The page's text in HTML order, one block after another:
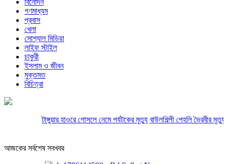
বিনোদন
গণমাধ্যম
প্রবাস
খেলা
সোশ্যাল মিডিয়া
লাইফ স্টাইল
চাকুরী
ইসলাম ও জীবন
মুক্তমত
বিচিত্রা
টাঙ্গুয়ার হাওরে গোসলে নেমে পর্যটকের মৃত্যু বাউলশিল্পী পেহলি ভৈরবীর
আজকের সর্বশেষ সবখবর